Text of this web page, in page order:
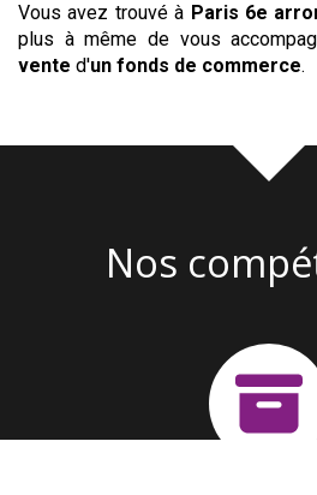
Vous avez trouvé à Paris 6e
plus à même de vous
vente d'un fonds de commerce.
Nos